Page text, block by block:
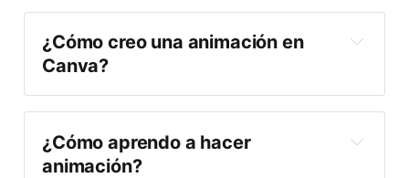
¿Cómo creo una animación en
Canva?
¿Cómo aprendo a hacer
animación?